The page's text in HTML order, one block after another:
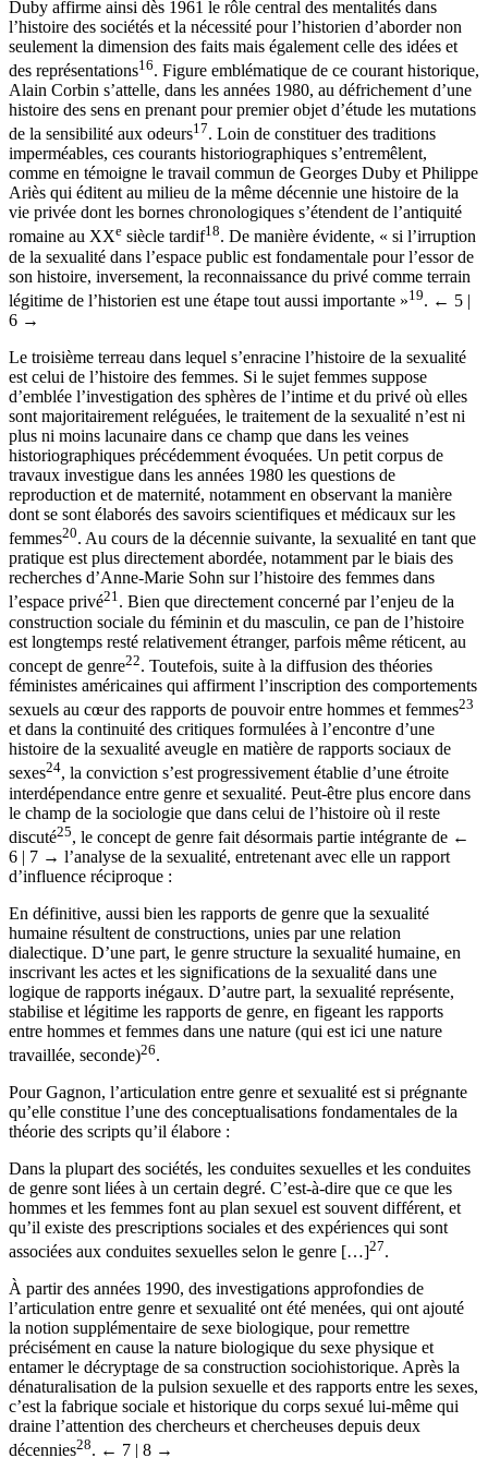
Duby affirme ainsi dès 1961 le rôle central des mentalités dans
l’histoire des sociétés et la nécessité pour l’historien d’aborder non
seulement la dimension des faits mais également celle des idées et
des représentations16. Figure emblématique de ce courant historique,
Alain Corbin s’attelle, dans les années 1980, au défrichement d’une
histoire des sens en prenant pour premier objet d’étude les mutations
de la sensibilité aux odeurs17. Loin de constituer des traditions
imperméables, ces courants historiographiques s’entremêlent,
comme en témoigne le travail commun de Georges Duby et Philippe
Ariès qui éditent au milieu de la même décennie une histoire de la
vie privée dont les bornes chronologiques s’étendent de l’antiquité
romaine au XXe siècle tardif18. De manière évidente, « si l’irruption
de la sexualité dans l’espace public est fondamentale pour l’essor de
son histoire, inversement, la reconnaissance du privé comme terrain
légitime de l’historien est une étape tout aussi importante »19. ← 5 |
6 →
Le troisième terreau dans lequel s’enracine l’histoire de la sexualité
est celui de l’histoire des femmes. Si le sujet femmes suppose
d’emblée l’investigation des sphères de l’intime et du privé où elles
sont majoritairement reléguées, le traitement de la sexualité n’est ni
plus ni moins lacunaire dans ce champ que dans les veines
historiographiques précédemment évoquées. Un petit corpus de
travaux investigue dans les années 1980 les questions de
reproduction et de maternité, notamment en observant la manière
dont se sont élaborés des savoirs scientifiques et médicaux sur les
femmes20. Au cours de la décennie suivante, la sexualité en tant que
pratique est plus directement abordée, notamment par le biais des
recherches d’Anne-Marie Sohn sur l’histoire des femmes dans
l’espace privé21. Bien que directement concerné par l’enjeu de la
construction sociale du féminin et du masculin, ce pan de l’histoire
est longtemps resté relativement étranger, parfois même réticent, au
concept de genre22. Toutefois, suite à la diffusion des théories
féministes américaines qui affirment l’inscription des comportements
sexuels au cœur des rapports de pouvoir entre hommes et femmes23
et dans la continuité des critiques formulées à l’encontre d’une
histoire de la sexualité aveugle en matière de rapports sociaux de
sexes24, la conviction s’est progressivement établie d’une étroite
interdépendance entre genre et sexualité. Peut-être plus encore dans
le champ de la sociologie que dans celui de l’histoire où il reste
discuté25, le concept de genre fait désormais partie intégrante de ←
6 | 7 → l’analyse de la sexualité, entretenant avec elle un rapport
d’influence réciproque :
En définitive, aussi bien les rapports de genre que la sexualité
humaine résultent de constructions, unies par une relation
dialectique. D’une part, le genre structure la sexualité humaine, en
inscrivant les actes et les significations de la sexualité dans une
logique de rapports inégaux. D’autre part, la sexualité représente,
stabilise et légitime les rapports de genre, en figeant les rapports
entre hommes et femmes dans une nature (qui est ici une nature
travaillée, seconde)26.
Pour Gagnon, l’articulation entre genre et sexualité est si prégnante
qu’elle constitue l’une des conceptualisations fondamentales de la
théorie des scripts qu’il élabore :
Dans la plupart des sociétés, les conduites sexuelles et les conduites
de genre sont liées à un certain degré. C’est-à-dire que ce que les
hommes et les femmes font au plan sexuel est souvent différent, et
qu’il existe des prescriptions sociales et des expériences qui sont
associées aux conduites sexuelles selon le genre […]27.
À partir des années 1990, des investigations approfondies de
l’articulation entre genre et sexualité ont été menées, qui ont ajouté
la notion supplémentaire de sexe biologique, pour remettre
précisément en cause la nature biologique du sexe physique et
entamer le décryptage de sa construction sociohistorique. Après la
dénaturalisation de la pulsion sexuelle et des rapports entre les sexes,
c’est la fabrique sociale et historique du corps sexué lui-même qui
draine l’attention des chercheurs et chercheuses depuis deux
décennies28. ← 7 | 8 →